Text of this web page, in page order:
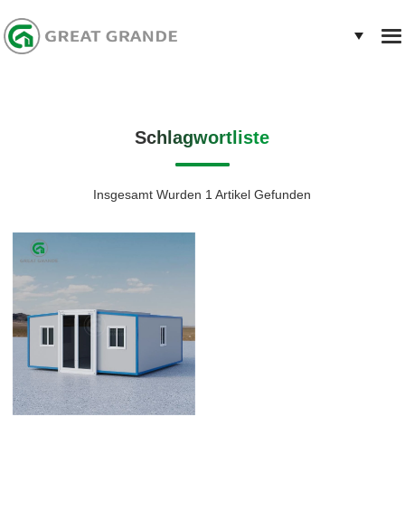
Schlagwortliste
Insgesamt Wurden 1 Artikel Gefunden